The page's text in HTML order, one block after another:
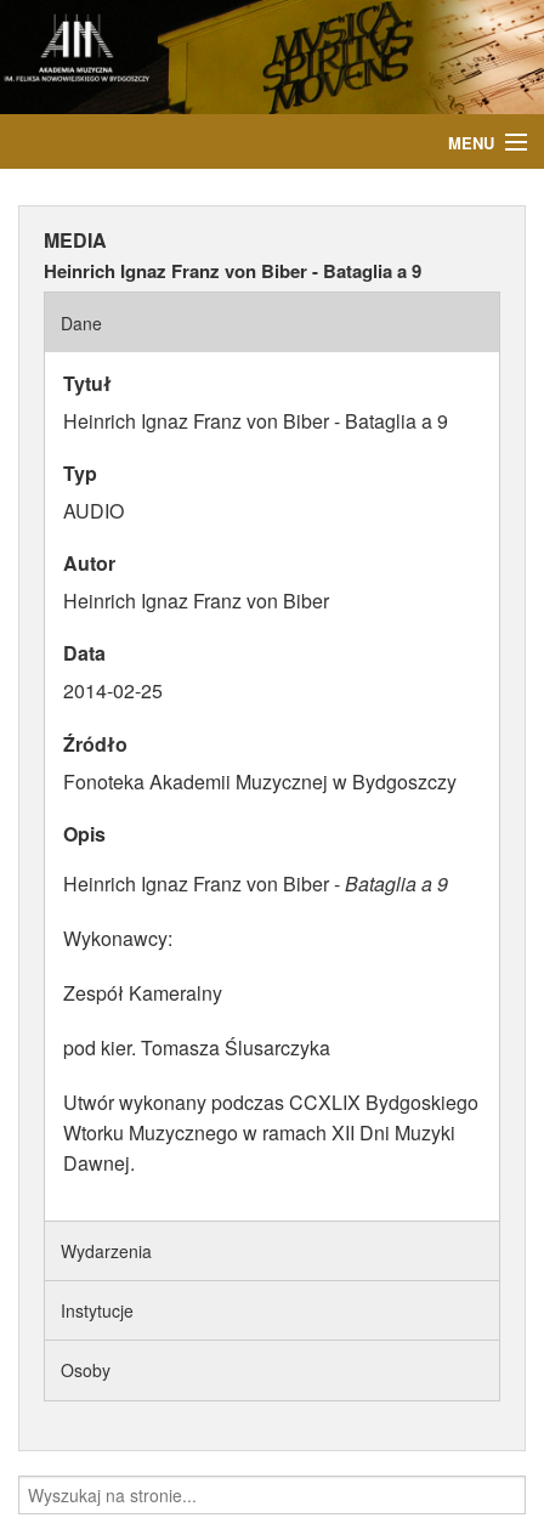
MENU
AKTUALNOŚCI
WYDARZENIA
PUBLIKACJE
ATRYBUTY
MEDIA
Heinrich Ignaz Franz von Biber - Bataglia a 9
Dane
Tytuł
Heinrich Ignaz Franz von Biber - Bataglia a 9
Typ
AUDIO
Autor
Heinrich Ignaz Franz von Biber
Data
2014-02-25
Źródło
Fonoteka Akademii Muzycznej w Bydgoszczy
Opis
Heinrich Ignaz Franz von Biber -Bataglia a 9
Wykonawcy:
Zespół Kameralny
pod kier. Tomasza Ślusarczyka
Utwór wykonany podczas CCXLIX Bydgoskiego
Wtorku Muzycznego w ramach XII Dni Muzyki
Dawnej.
Wydarzenia
Instytucje
Osoby